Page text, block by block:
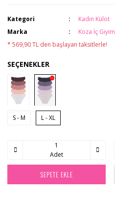
Kategori
Kadın Külot
Marka
Koza İç Giyim
* 569,90 TL den başlayan taksitlerle!
SEÇENEKLER
S - M L - XL
Adet
SEPETE EKLE